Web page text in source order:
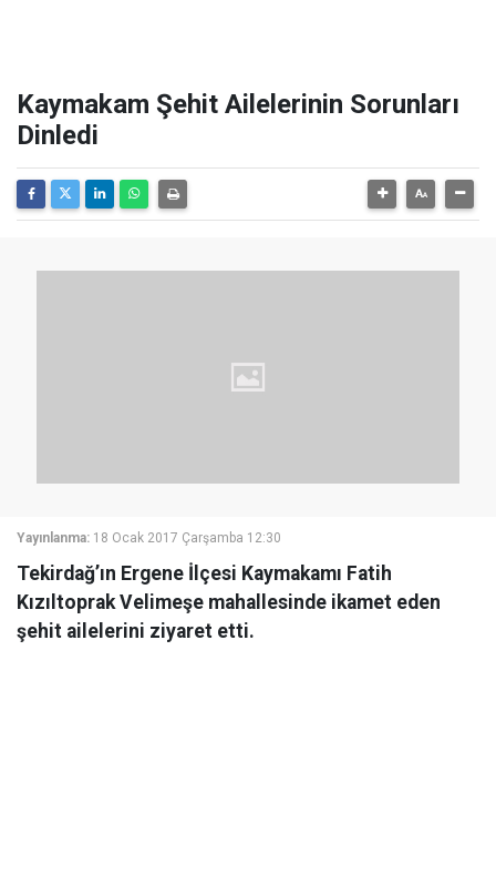
Kaymakam Şehit Ailelerinin Sorunları
Dinledi
Yayınlanma: 18 Ocak 2017 Çarşamba 12:30
Tekirdağ’ın Ergene İlçesi Kaymakamı Fatih
Kızıltoprak Velimeşe mahallesinde ikamet eden
şehit ailelerini ziyaret etti.